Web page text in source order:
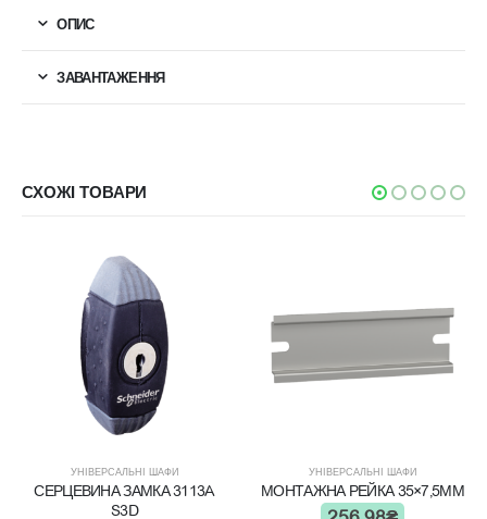
ОПИС
ЗАВАНТАЖЕННЯ
СХОЖІ ТОВАРИ
УНІВЕРСАЛЬНІ ШАФИ
СЕРЦЕВИНА ЗАМКА 3113A
S3D
УНІВЕРСАЛЬНІ ШАФИ
МОНТАЖНА РЕЙКА 35×7,5ММ